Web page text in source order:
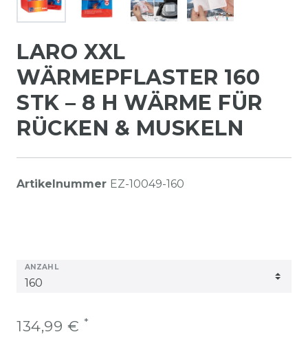
LARO XXL
WÄRMEPFLASTER 160
STK – 8 H WÄRME FÜR
RÜCKEN & MUSKELN
Artikelnummer EZ-10049-160
ANZAHL
134,99 € *